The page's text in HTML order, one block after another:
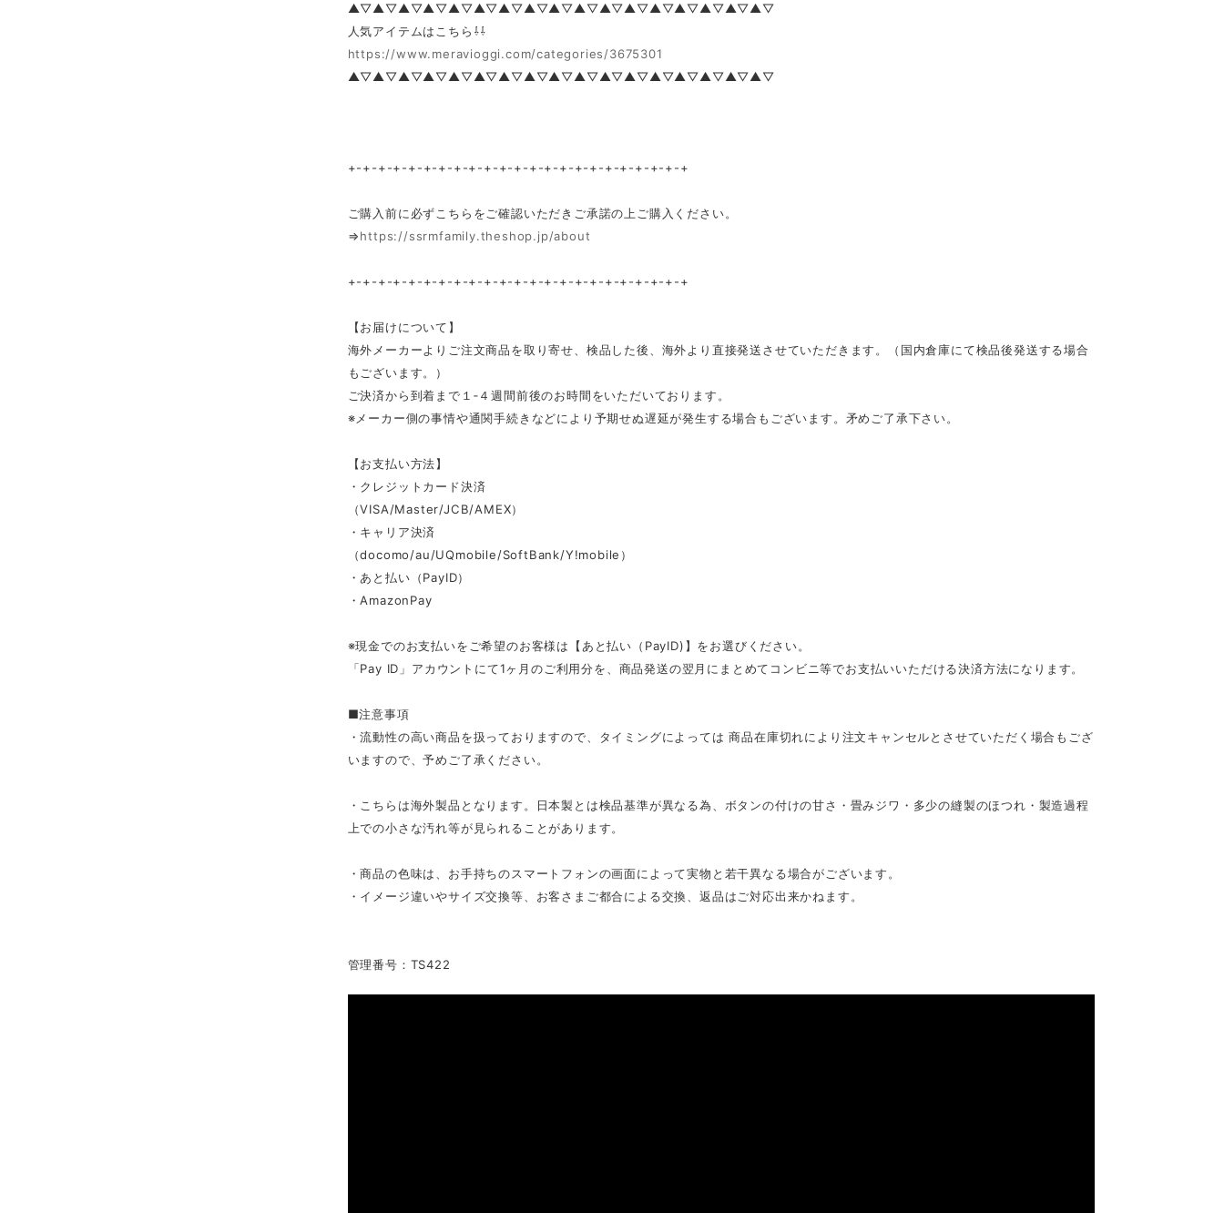
▲▽▲▽▲▽▲▽▲▽▲▽▲▽▲▽▲▽▲▽▲▽▲▽▲▽▲▽▲▽▲▽▲▽
人気アイテムはこちら⇩⇩
https://www.meravioggi.com/categories/3675301
▲▽▲▽▲▽▲▽▲▽▲▽▲▽▲▽▲▽▲▽▲▽▲▽▲▽▲▽▲▽▲▽▲▽
+-+-+-+-+-+-+-+-+-+-+-+-+-+-+-+-+-+-+-+-+-+-+
ご購入前に必ずこちらをご確認いただきご承諾の上ご購入ください。
⇒https://ssrmfamily.theshop.jp/about
+-+-+-+-+-+-+-+-+-+-+-+-+-+-+-+-+-+-+-+-+-+-+
【お届けについて】
海外メーカーよりご注文商品を取り寄せ、検品した後、海外より直接発送させていただきます。（国内倉庫にて検品後発送する場合
もございます。）
ご決済から到着まで１‐４週間前後のお時間をいただいております。
※メーカー側の事情や通関手続きなどにより予期せぬ遅延が発生する場合もございます。矛めご了承下さい。
【お支払い方法】
・クレジットカード決済
（VISA/Master/JCB/AMEX）
・キャリア決済
（docomo/au/UQmobile/SoftBank/Y!mobile）
・あと払い（PayID）
・AmazonPay
※現金でのお支払いをご希望のお客様は【あと払い（PayID)】をお選びください。
「Pay ID」アカウントにて1ヶ月のご利用分を、商品発送の翌月にまとめてコンビニ等でお支払いいただける決済方法になります。
■注意事項
・流動性の高い商品を扱っておりますので、タイミングによっては 商品在庫切れにより注文キャンセルとさせていただく場合もござ
いますので、予めご了承ください。
・こちらは海外製品となります。日本製とは検品基準が異なる為、ボタンの付けの甘さ・畳みジワ・多少の縫製のほつれ・製造過程
上での小さな汚れ等が見られることがあります。
・商品の色味は、お手持ちのスマートフォンの画面によって実物と若干異なる場合がございます。
・イメージ違いやサイズ交換等、お客さまご都合による交換、返品はご対応出来かねます。
管理番号：TS422